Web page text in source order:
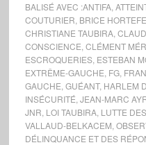
BALISÉ AVEC :ANTIFA,
COUTURIER BRICE
CHRISTIANE TAUBIRA,
CONSCIENCE CLÉMENT
ESCROQUERIES, ESTEBAN
EXTRÊME-GAUCHE FG,
GAUCHE GUÉANT, HARLEM
INSÉCURITÉ JEAN-MARC
JNR LOI TAUBIRA, LUTTE
VALLAUD-BELKACEM
DÉLINQUANCE ET DES